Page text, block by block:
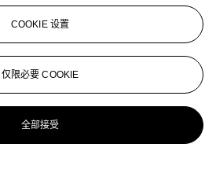
COOKIE 设置
仅限必要 COOKIE
全部接受